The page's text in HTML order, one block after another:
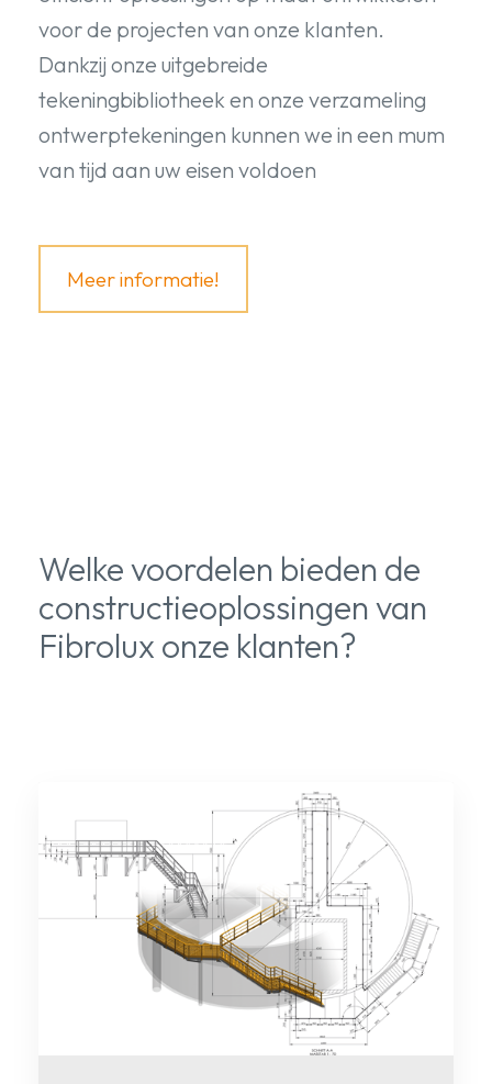
voor de projecten van onze klanten.
Dankzij onze uitgebreide
tekeningbibliotheek en onze verzameling
ontwerptekeningen kunnen we in een mum
van tijd aan uw eisen voldoen
Meer informatie!
Welke voordelen bieden de
constructieoplossingen van
Fibrolux onze klanten?